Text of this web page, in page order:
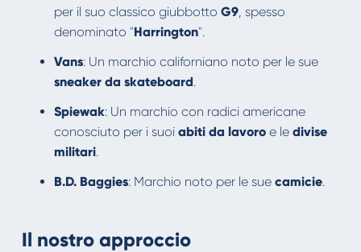
per il suo classico giubbotto G9, spesso
denominato "Harrington".
Vans: Un marchio californiano noto per le sue
sneaker da skateboard.
Spiewak: Un marchio con radici americane
conosciuto per i suoi abiti da lavoroe le divise
militari.
B.D. Baggies: Marchio noto per le sue camicie.
Il nostro approccio